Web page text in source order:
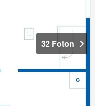
32 Foton